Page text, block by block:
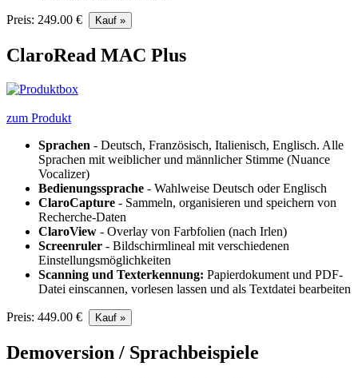
Preis: 249.00 €
ClaroRead MAC Plus
zum Produkt
Sprachen - Deutsch, Französisch, Italienisch, Englisch. Alle
Sprachen mit weiblicher und männlicher Stimme (Nuance
Vocalizer)
Bedienungssprache - Wahlweise Deutsch oder Englisch
ClaroCapture - Sammeln, organisieren und speichern von
Recherche-Daten
ClaroView - Overlay von Farbfolien (nach Irlen)
Screenruler - Bildschirmlineal mit verschiedenen
Einstellungsmöglichkeiten
Scanning und Texterkennung: Papierdokument und PDF-
Datei einscannen, vorlesen lassen und als Textdatei bearbeiten
Preis: 449.00 €
Demoversion / Sprachbeispiele